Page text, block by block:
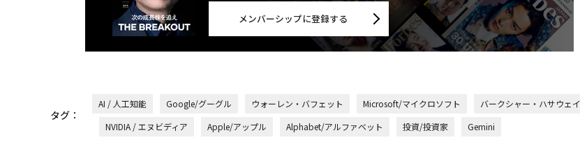
メンバーシップに登録する
タグ：
AI / 人工知能 Google/グーグル ウォーレン・バフェット Microsoft/マイクロソフト
バークシャー・ハサウェイ
NVIDIA / エヌビディア
Apple/アップル Alphabet/アルファベット 投資/投資家 Gemini